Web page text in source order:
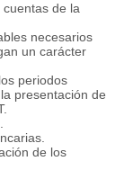
de la
necesarios
un carácter
periodos
presentación de
de los